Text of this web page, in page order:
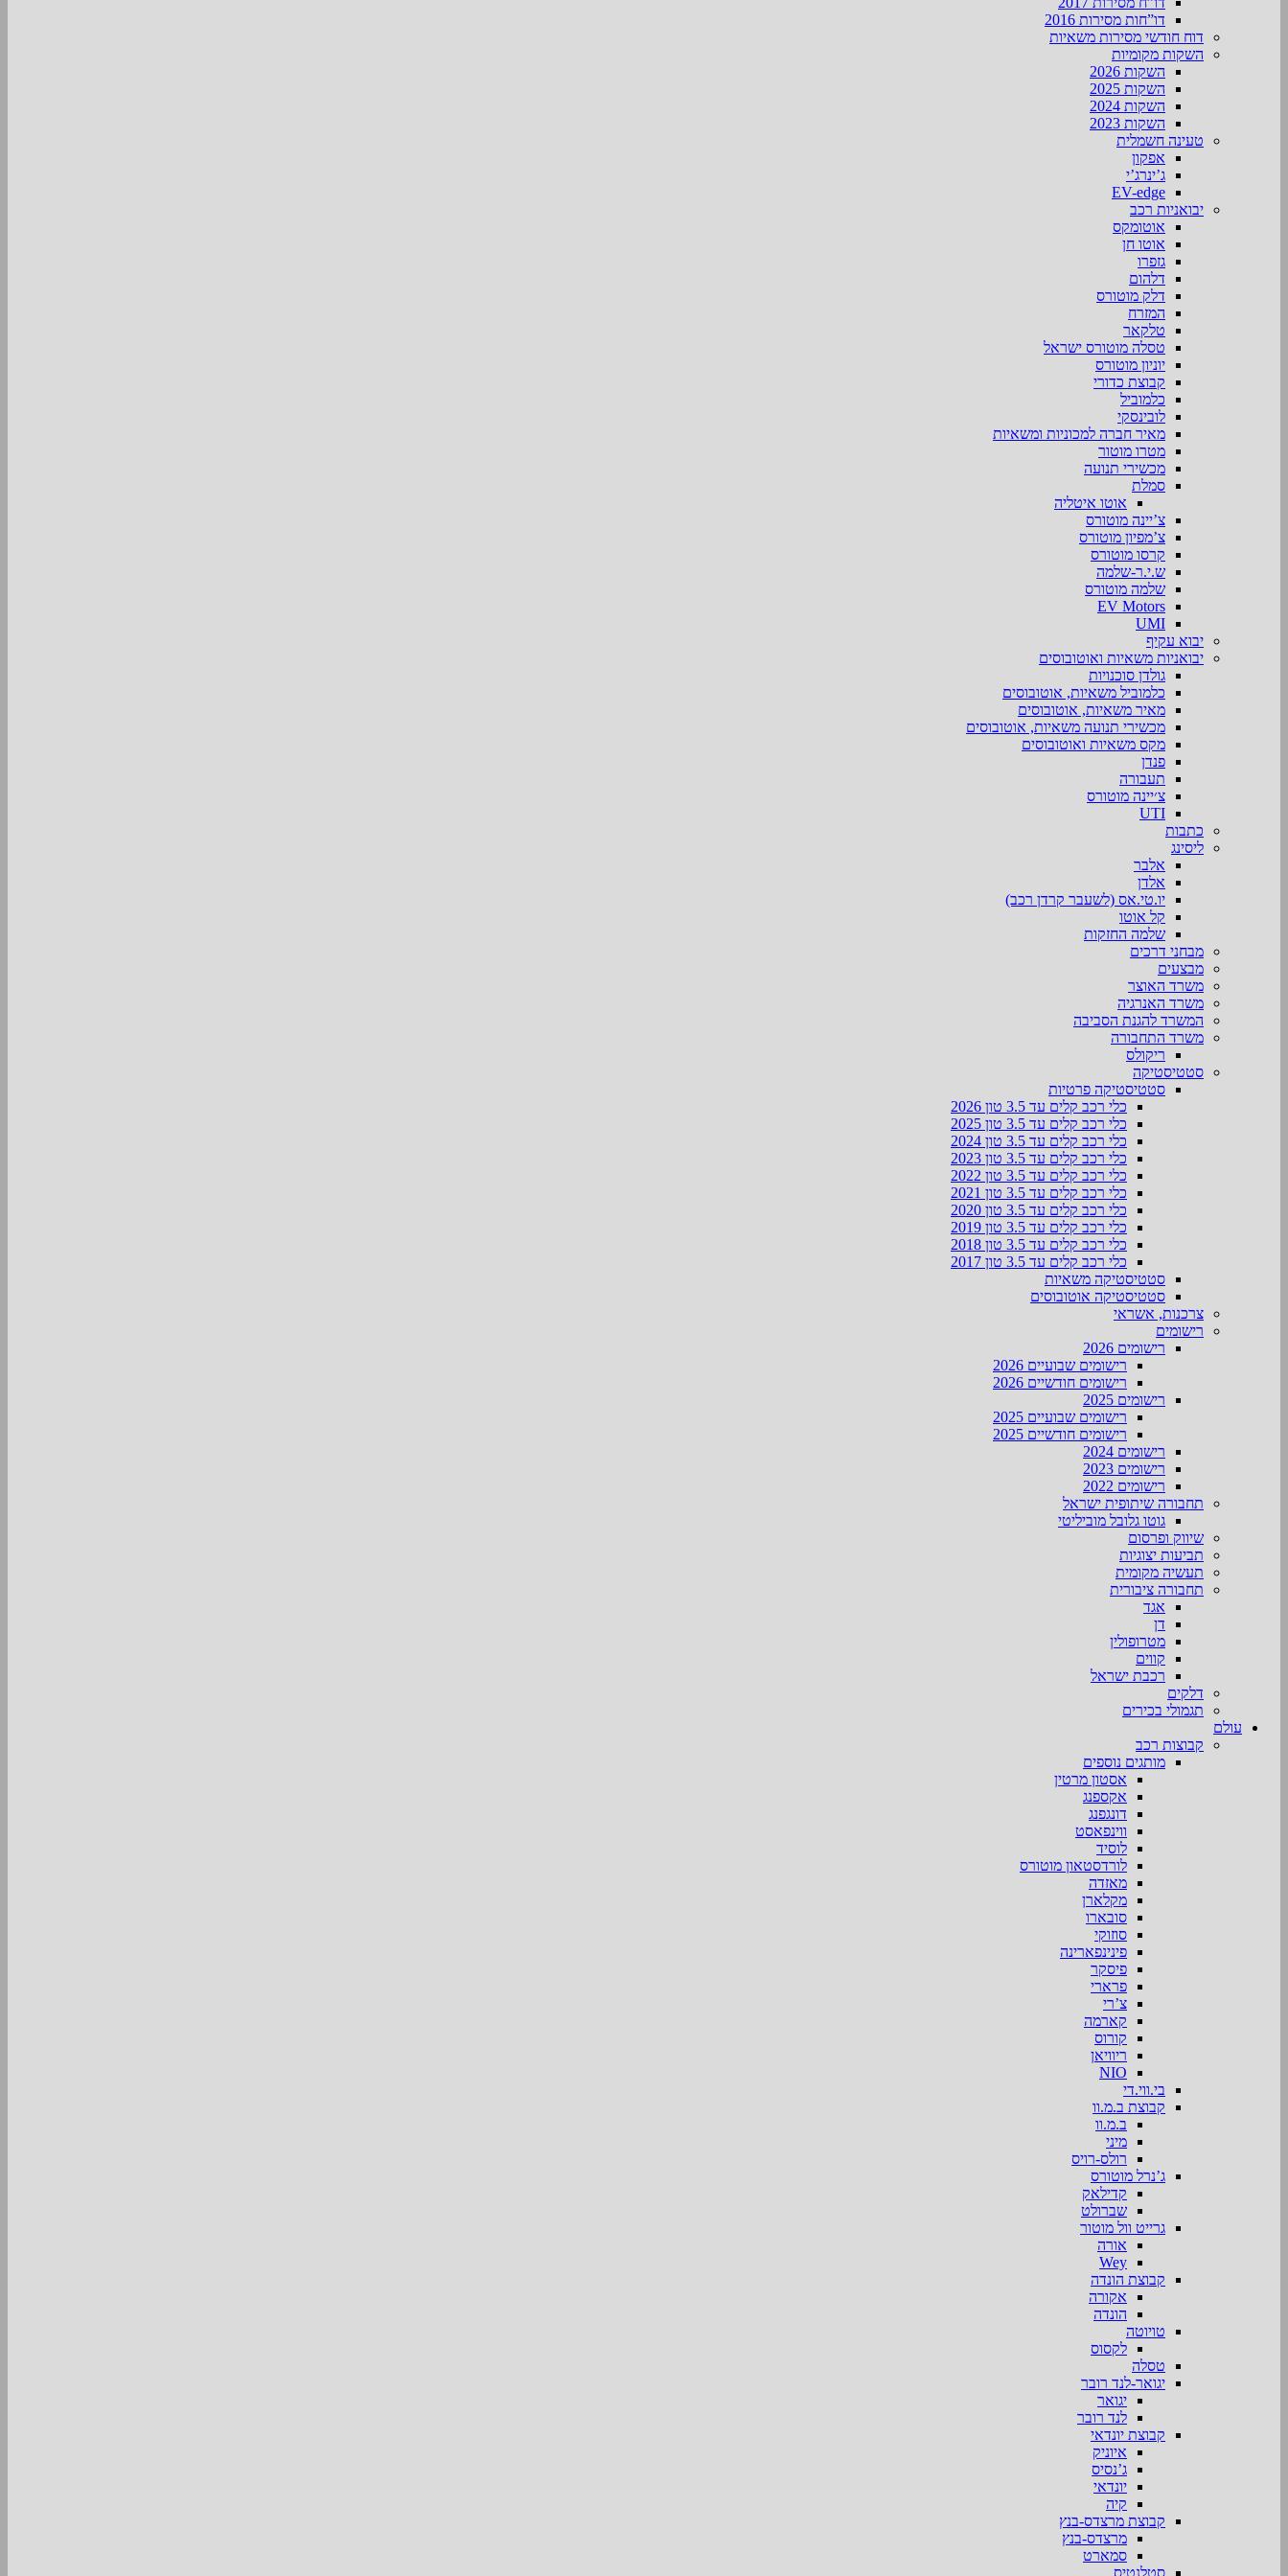
דו”חות מסירות 2016
דוח חודשי מסירות משאיות
השקות מקומיות
השקות 2026
השקות 2025
השקות 2024
השקות 2023
טעינה חשמלית
אפקון
ג’ינרג’י
EV-edge
יבואניות רכב
אוטומקס
אוטו חן
גזפרו
דלהום
דלק מוטורס
המזרח
טלקאר
טסלה מוטורס ישראל
יוניון מוטורס
קבוצת כדורי
כלמוביל
לובינסקי
מאיר חברה למכוניות ומשאיות
מטרו מוטור
מכשירי תנועה
סמלת
אוטו איטליה
צ’יינה מוטורס
צ’מפיון מוטורס
קרסו מוטורס
ש.י.ר-שלמה
שלמה מוטורס
EV Motors
UMI
יבוא עקיף
יבואניות משאיות ואוטובוסים
גולדן סוכנויות
כלמוביל משאיות, אוטובוסים
מאיר משאיות, אוטובוסים
מכשירי תנועה משאיות, אוטובוסים
מקס משאיות ואוטובוסים
פנדן
תעבורה
צ׳יינה מוטורס
UTI
כתבות
ליסינג
אלבר
אלדן
יו.טי.אס (לשעבר קרדן רכב)
קל אוטו
שלמה החזקות
מבחני דרכים
מבצעים
משרד האוצר
משרד האנרגיה
המשרד להגנת הסביבה
משרד התחבורה
ריקולס
סטטיסטיקה
סטטיסטיקה פרטיות
כלי רכב קלים עד 3.5 טון 2026
כלי רכב קלים עד 3.5 טון 2025
כלי רכב קלים עד 3.5 טון 2024
כלי רכב קלים עד 3.5 טון 2023
כלי רכב קלים עד 3.5 טון 2022
כלי רכב קלים עד 3.5 טון 2021
כלי רכב קלים עד 3.5 טון 2020
כלי רכב קלים עד 3.5 טון 2019
כלי רכב קלים עד 3.5 טון 2018
כלי רכב קלים עד 3.5 טון 2017
סטטיסטיקה משאיות
סטטיסטיקה אוטובוסים
צרכנות, אשראי
רישומים
רישומים 2026
רישומים שבועיים 2026
רישומים חודשיים 2026
רישומים 2025
רישומים שבועיים 2025
רישומים חודשיים 2025
רישומים 2024
רישומים 2023
רישומים 2022
תחבורה שיתופית ישראל
גוטו גלובל מוביליטי
שיווק ופרסום
תביעות יצוגיות
תעשיה מקומית
תחבורה ציבורית
אגד
דן
מטרופולין
קווים
רכבת ישראל
דלקים
תגמולי בכירים
עולם
קבוצות רכב
מותגים נוספים
אסטון מרטין
אקספנג
דונגפנג
ווינפאסט
לוסיד
לורדסטאון מוטורס
מאזדה
מקלארן
סובארו
סוזוקי
פינינפארינה
פיסקר
פרארי
צ’רי
קארמה
קורוס
ריוויאן
NIO
בי.ווי.די
קבוצת ב.מ.וו
ב.מ.וו
מיני
רולס-רויס
ג’נרל מוטורס
קדילאק
שברולט
גרייט וול מוטור
אורה
Wey
קבוצת הונדה
אקורה
הונדה
טויוטה
לקסוס
טסלה
יגואר-לנד רובר
יגואר
לנד רובר
קבוצת יונדאי
איוניק
ג’נסיס
יונדאי
קיה
קבוצת מרצדס-בנץ
מרצדס-בנץ
סמארט
סטלנטיס